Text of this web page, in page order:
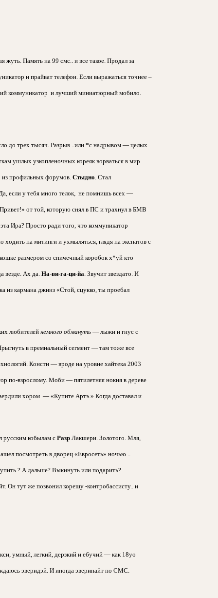
жуть. Память на 99 смс.. и все такое. Продал за
и прайват телефон. Если выражаться точнее –
коммуникатор и лучший миниатюрный мобило.
до трех тысяч. Разрыв ..или *с надрывом — целых
ушлых узкопленочных кореяк ворваться в мир
профильных форумов. Стыдно . Стал
если у тебя много телок, не помнишь всех —
от той, которую снял в ПС и трахнул в БМВ
Ира? Просто ради того, что коммуникатор
на митинги и ухмыляться, глядя на экспатов с
размером со спичечный коробок х*уй кто
везде. Ах да. На-ви-га-ци-йа . Звучит звездато. И
из кармана джинз «Стой, сцукко, ты проебал
любителей немного обмануть — лыжи и гнус с
в премиальный сегмент — там тоже все
Консти — вроде на уровне хайтека 2003
по-взрослому. Моби — пятилетняя нокия в дереве
хором — «Купите Артэ.» Когда доставал и
русским кобылам с Разр Лакшери. Золотого. Мля,
посмотреть в дворец «Евросеть» ночью ..
? А дальше? Выкинуть или подарить?
Он тут же позвонил корешу -контробассисту.. и
умный, легкий, дерзкий и ебучий — как 18yo
эверидэй. И иногда эверинайт по СМС.